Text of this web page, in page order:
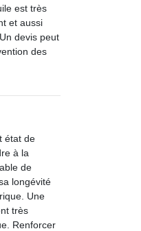
est très
et aussi
devis peut
des
état de
à la
de
longévité
Une
très
Renforcer